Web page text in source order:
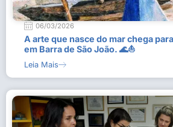
06/03/2026
A arte que nasce do mar chega
em Barra de São João. 🌊⛵
Leia Mais